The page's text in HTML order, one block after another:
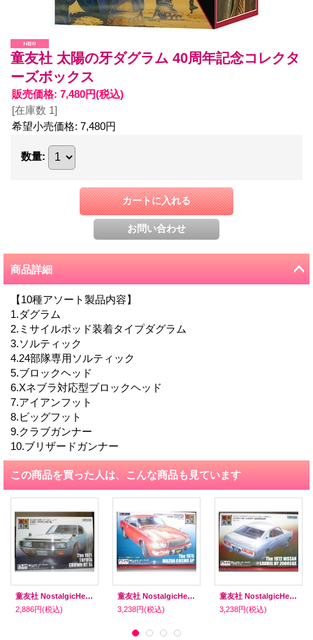
童友社 太陽の牙ダグラム 40周年記念コレクタ
ーズボックス
販売価格: 7,480円(税込)
[在庫数 1]
希望小売価格: 7,480円
数量:
商品詳細
【10種アソート製品内容】
1.ダグラム
2.ミサイルポッド装着タイプダグラム
3.ソルティック
4.24部隊専用ソルティック
5.ブロックヘッド
6.Xネブラ対応型ブロックヘッド
7.アイアンフット
8.ビッグフット
9.クラブガンナー
10.ブリザードガンナー
この商品を買った人は、こんな商品も見ています
童友社 NostalgicHeroes No.6 トヨタ クラウンHT SL
2,886円(税込)
童友社 NostalgicHeroes No.10 マツダ コスモAP[SWNH-10]
3,238円(税込)
童友社 NostalgicHeroes No.11 ローレルHT 2000SGX[SWNH-11]
3,238円(税込)